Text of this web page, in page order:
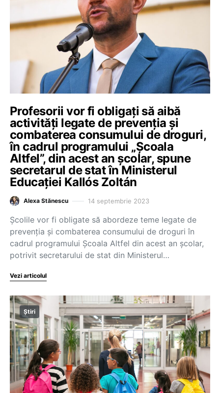
Profesorii vor fi obligați să aibă
activități legate de prevenția și
combaterea consumului de droguri,
în cadrul programului „Școala
Altfel”, din acest an școlar, spune
secretarul de stat în Ministerul
Educației Kallós Zoltán
Alexa Stănescu 14 septembrie 2023
Școlile vor fi obligate să abordeze teme legate de
prevenția și combaterea consumului de droguri în
cadrul programului Școala Altfel din acest an școlar,
potrivit secretarului de stat din Ministerul…
Vezi articolul
Știri